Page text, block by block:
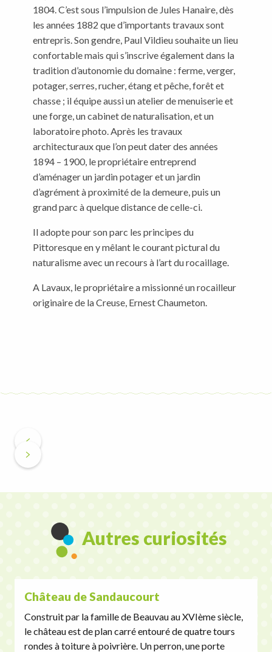
1804. C’est sous l’impulsion de Jules Hanaire, dès
les années 1882 que d’importants travaux sont
entrepris. Son gendre, Paul Vildieu souhaite un lieu
confortable mais qui s’inscrive également dans la
tradition d’autonomie du domaine : ferme, verger,
potager, serres, rucher, étang et pêche, forêt et
chasse ; il équipe aussi un atelier de menuiserie et
une forge, un cabinet de naturalisation, et un
laboratoire photo. Après les travaux
architecturaux que l’on peut dater des années
1894 – 1900, le propriétaire entreprend
d’aménager un jardin potager et un jardin
d’agrément à proximité de la demeure, puis un
grand parc à quelque distance de celle-ci.
Il adopte pour son parc les principes du
Pittoresque en y mêlant le courant pictural du
naturalisme avec un recours à l’art du rocaillage.
A Lavaux, le propriétaire a missionné un rocailleur
originaire de la Creuse, Ernest Chaumeton.
Autres curiosités
Château de Sandaucourt
Construit par la famille de Beauvau au XVIème siècle,
le château est de plan carré entouré de quatre tours
rondes à toiture à poivrière. Un perron, une porte